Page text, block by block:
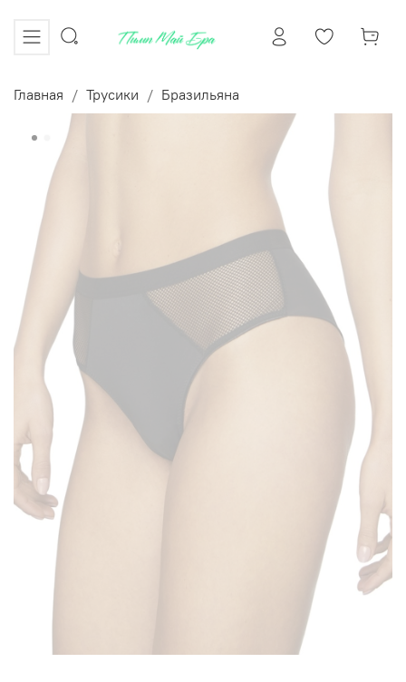
Главная Трусики Бразильяна